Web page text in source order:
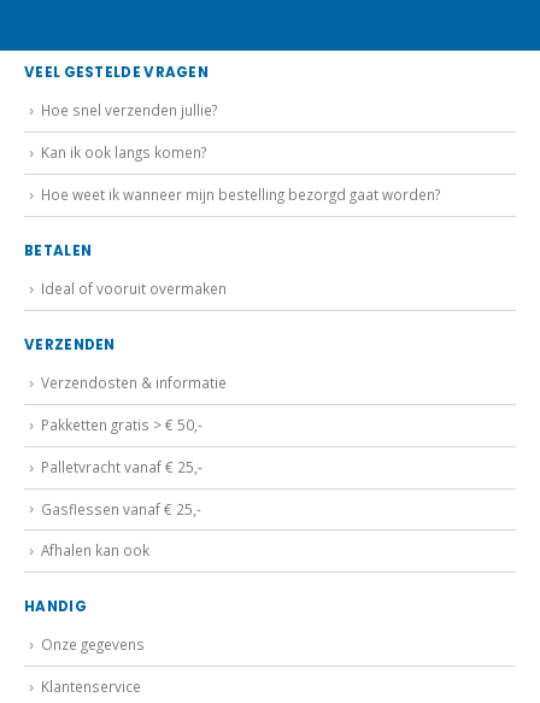
VEEL GESTELDE VRAGEN
Hoe snel verzenden jullie?
Kan ik ook langs komen?
Hoe weet ik wanneer mijn bestelling bezorgd gaat worden?
BETALEN
Ideal of vooruit overmaken
VERZENDEN
Verzendosten & informatie
Pakketten gratis > € 50,-
Palletvracht vanaf € 25,-
Gasflessen vanaf € 25,-
Afhalen kan ook
HANDIG
Onze gegevens
Klantenservice